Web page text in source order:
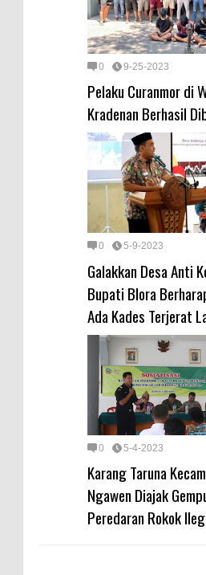
0 9-25-2023
Pelaku Curanmor di
Kradenan Berhasil
0 5-9-2023
Galakkan Desa Anti
Bupati Blora
Ada Kades Terjerat
0 5-4-2023
Karang Taruna
Ngawen Diajak
Peredaran Rokok